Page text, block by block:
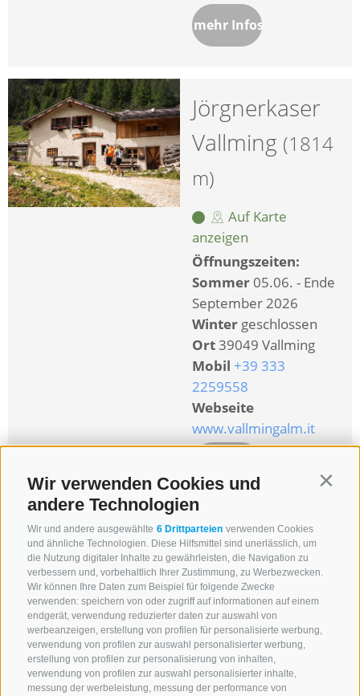
Wir verwenden Cookies und
andere Technologien
Wir und andere ausgewählte 6 Drittparteien verwenden Cookies
und ähnliche Technologien. Diese Hilfsmittel sind unerlässlich, um
die Nutzung digitaler Inhalte zu gewährleisten, die Navigation zu
verbessern und, vorbehaltlich Ihrer Zustimmung, zu Werbezwecken.
Wir können Ihre Daten zum Beispiel für folgende Zwecke
verwenden: speichern von oder zugriff auf informationen auf einem
endgerät, verwendung reduzierter daten zur auswahl von
werbeanzeigen, erstellung von profilen für personalisierte werbung,
verwendung von profilen zur auswahl personalisierter werbung,
erstellung von profilen zur personalisierung von inhalten,
verwendung von profilen zur auswahl personalisierter inhalte,
messung der werbeleistung, messung der performance von
mehr Infos
Jörgnerkaser
Vallming (1814
m)
Auf Karte
anzeigen
Öffnungszeiten:
Sommer 05.06. - Ende
September 2026
Winter geschlossen
Ort39049 Vallming
Mobil +39 333
2259558
Webseite
www.vallmingalm.it
Kuhalm(1897
m)
Auf Karte
anzeigen
Öffnungszeiten:
Sommer15.05. -